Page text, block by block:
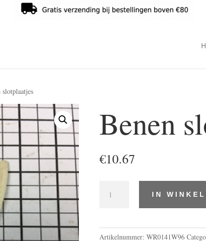
Benen
€10.67
slotplaatjes
IN
Artikelnummer: WR0141W96